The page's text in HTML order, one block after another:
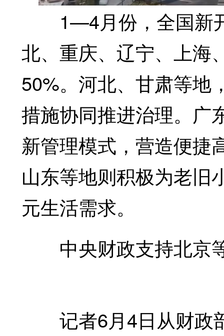
1—4月份，全国新开
北、重庆、辽宁、上海
50%。河北、甘肃等地
措施协同推进治理。广
新管理模式，营造便捷
山东等地则积极为老旧
元生活需求。
中央财政支持北京
记者6月4日从财政